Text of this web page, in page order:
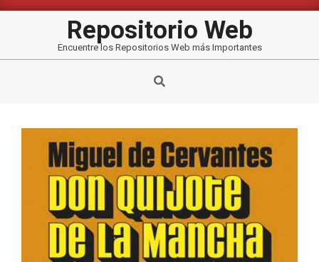
Repositorio Web
Encuentre los Repositorios Web más Importantes
Buscar